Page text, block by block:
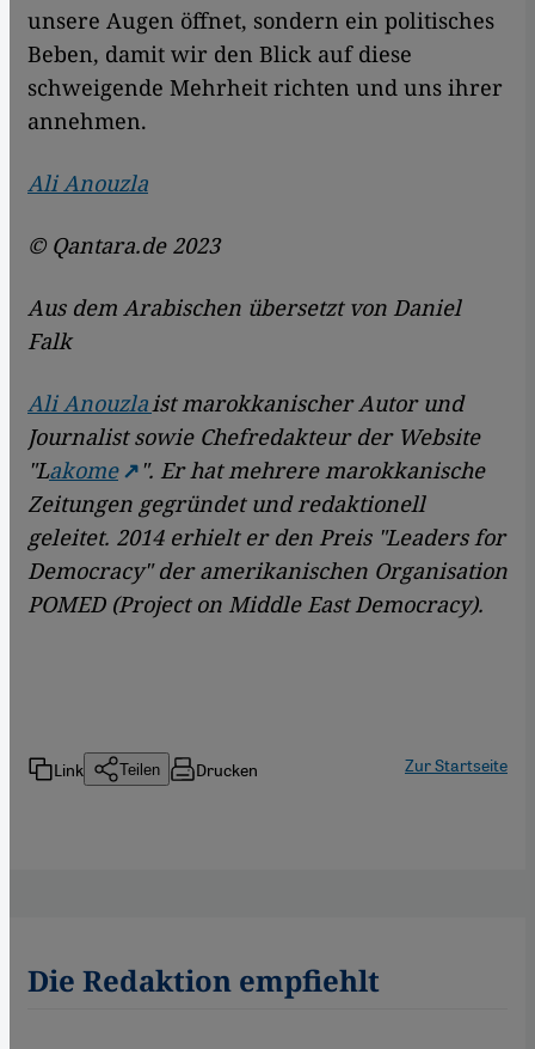
unsere Augen öffnet, sondern ein politisches
Beben, damit wir den Blick auf diese
schweigende Mehrheit richten und uns ihrer
annehmen.
Ali Anouzla
© Qantara.de 2023
Aus dem Arabischen übersetzt von Daniel
Falk
Ali Anouzlaist marokkanischer Autor und
Journalist sowie Chefredakteur der Website
"Lakome
". Er hat mehrere marokkanische
Zeitungen gegründet und redaktionell
geleitet. 2014 erhielt er den Preis "Leaders for
Democracy" der amerikanischen Organisation
POMED (Project on Middle East Democracy).
Link Teilen Drucken Zur Startseite
Die Redaktion empfiehlt